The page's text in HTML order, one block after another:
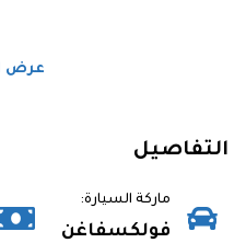
عرض
التفاصيل
ماركة السيارة:
فولكسفاغن